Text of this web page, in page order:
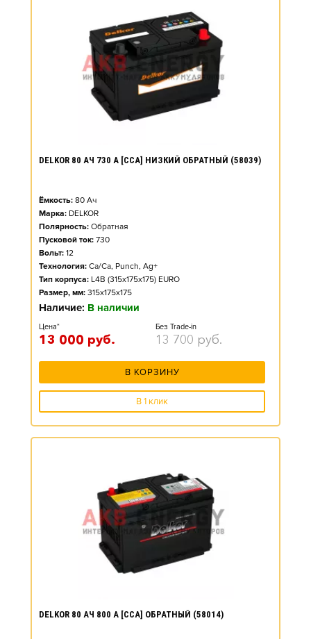
DELKOR 80 АЧ 730 А [CCA] НИЗКИЙ ОБРАТНЫЙ (58039)
Ёмкость: 80 Ач
Марка: DELKOR
Полярность: Обратная
Пусковой ток: 730
Вольт: 12
Технология: Ca/Ca, Punch, Ag+
Тип корпуса: L4B (315x175x175) EURO
Размер, мм: 315x175x175
Наличие: В наличии
Цена*
13 000 руб.
Без Trade-in
13 700 руб.
В КОРЗИНУ
В 1 клик
DELKOR 80 АЧ 800 А [CCA] ОБРАТНЫЙ (58014)